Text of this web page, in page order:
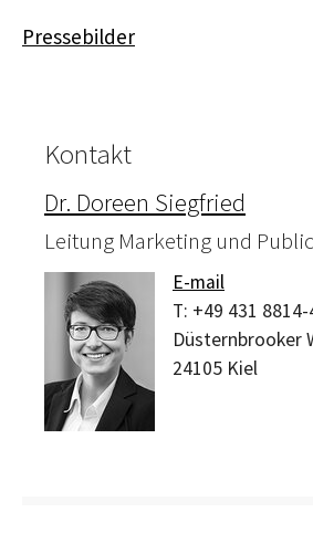
Pressebilder
Kontakt
Dr. Doreen Siegfried
Leitung Marketing und
E-mail
T: +49 431
Düsternbrooker
24105 Kiel